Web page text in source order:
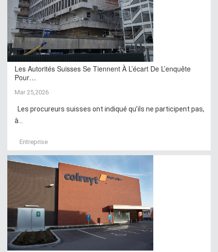
Les Autorités Suisses Se Tiennent À L’écart De L’enquête
Pour…
Mar 25,2026
Les procureurs suisses ont indiqué qu’ils ne participent pas,
à...
Entreprise